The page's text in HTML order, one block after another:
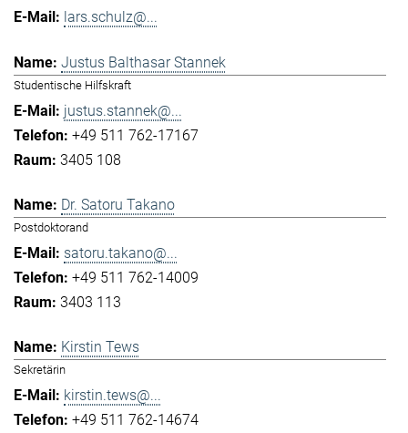
lars.schulz@...
Justus Balthasar Stannek
Studentische Hilfskraft
justus.stannek@...
+49 511 762-17167
3405 108
Dr. Satoru Takano
Postdoktorand
satoru.takano@...
+49 511 762-14009
3403 113
Kirstin Tews
Sekretärin
kirstin.tews@...
+49 511 762-14674